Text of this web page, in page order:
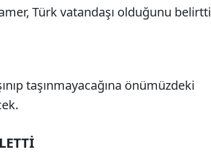
Türk vatandaşı olduğunu belirtti
taşınmayacağına önümüzdeki